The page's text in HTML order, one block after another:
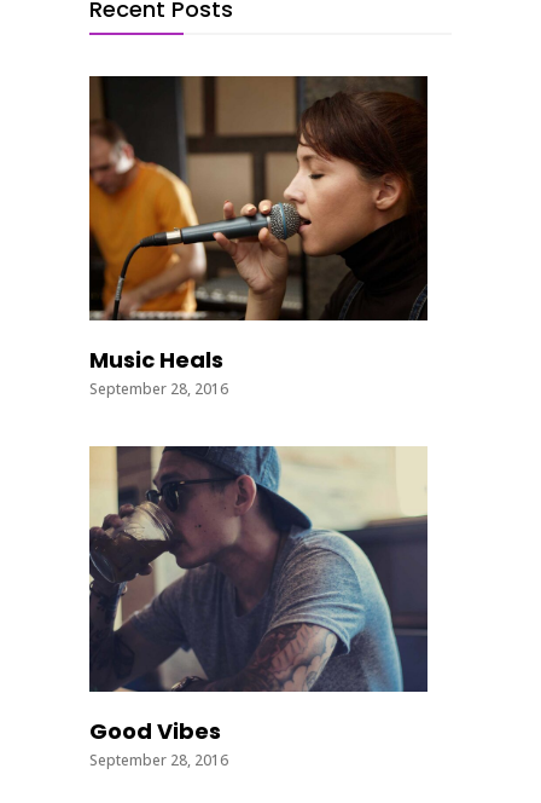
Recent Posts
Music Heals
September 28, 2016
Good Vibes
September 28, 2016